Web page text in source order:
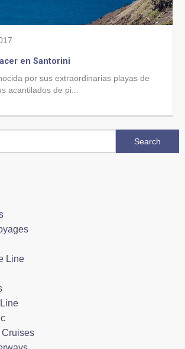
en Santorini
por sus extraordinarias playas de
acantilados de pi...
Line
Cruises